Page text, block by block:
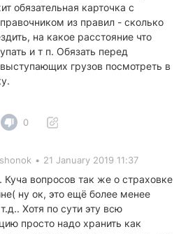
обязательная карточка с
из правил - сколько
на какое расстояние что
и т п. Обязать перед
грузов посмотреть в
0
• 21 January 2019 11:37
Куча вопросов так же о страховке
ну ок, это ещё более менее
Хотя по сути эту всю
просто надо хранить как